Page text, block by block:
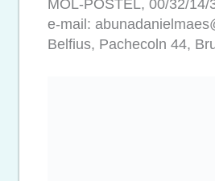
MOL-POSTEL, 00/32/14/
e-mail:
Belfius, Pachecoln 44,